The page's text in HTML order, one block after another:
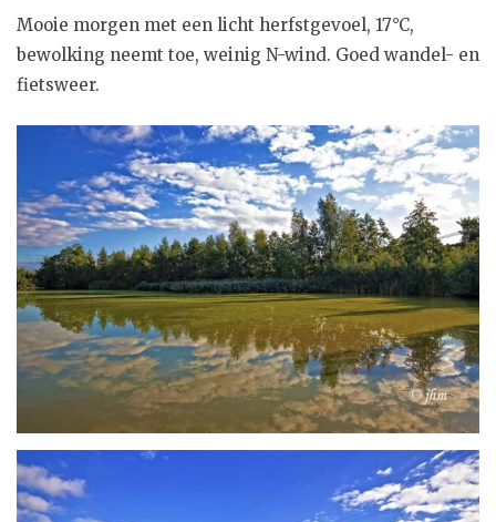
Mooie morgen met een licht herfstgevoel, 17°C,
bewolking neemt toe, weinig N-wind. Goed wandel- en
fietsweer.